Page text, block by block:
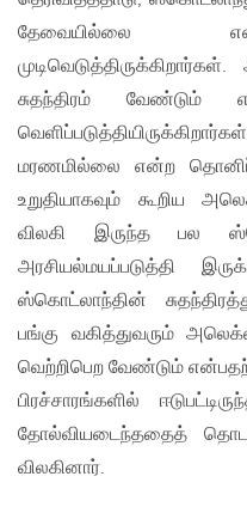
தேவையில்லை என
சுதந்திரம்
மரணமில்லை என்ற
உறுதியாகவும் கூறிய
விலகி இருந்த பல
அரசியல்மயப்படுத்தி
ஸ்கொட்லாந்தின்
பங்கு வகித்துவரும்
வெற்றிபெற வேண்டும்
பிரச்சாரங்களில்
தோல்வியடைந்ததைத்
விலகினார்.